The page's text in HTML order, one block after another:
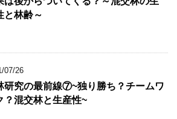
と林齢～
07/26
研究の最前線⑦~独り勝ち？チームワ
？混交林と生産性~